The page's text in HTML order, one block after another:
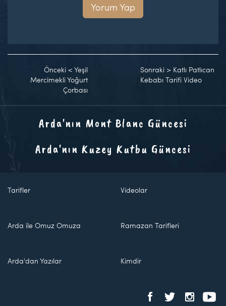
Yorum Yap
Önceki < Yeşil
Mercimekli Yoğurt
Çorbası
Sonraki > Katlı Patlıcan
Kebabı Tarifi Video
Arda'nın Mont Blanc Güncesi
Arda'nın Kuzey Kutbu Güncesi
Tarifler Videolar
Arda ile Omuz Omuza Ramazan Tarifleri
Arda'dan Yazılar Kimdir